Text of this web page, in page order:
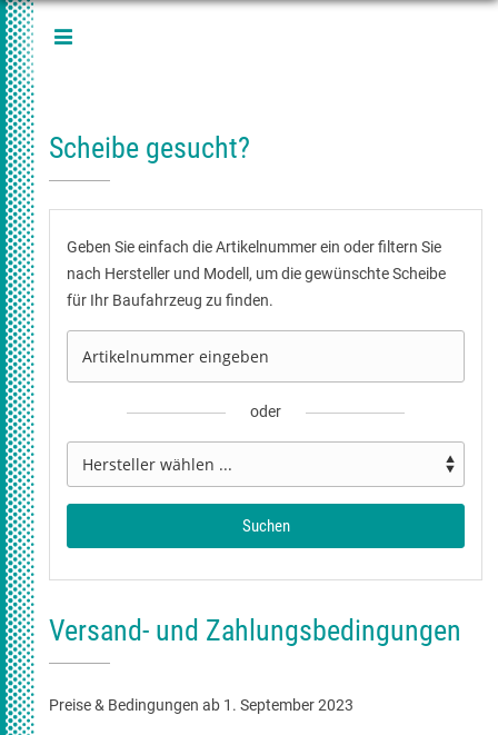
Versand- und Zahlungsbedingungen
Preise & Bedingungen ab 1. September 2023
Scheibe gesucht?
Geben Sie einfach die Artikelnummer ein oder filtern Sie
nach Hersteller und Modell, um die gewünschte Scheibe
für Ihr Baufahrzeug zu finden.
oder